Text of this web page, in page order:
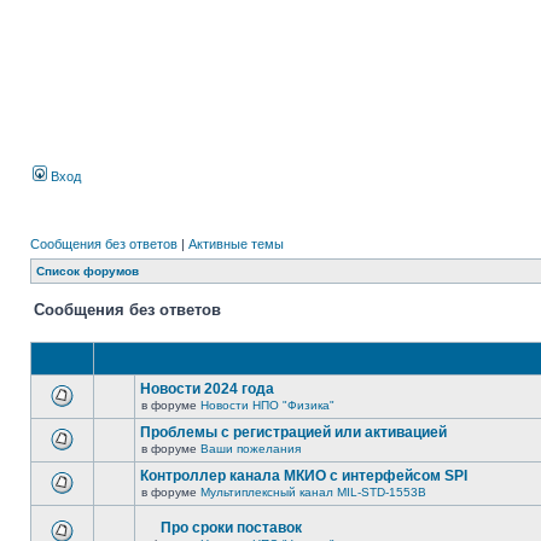
Вход
Сообщения без ответов | Активные темы
Список форумов
Сообщения без ответов
Новости 2024 года
в форуме Новости НПО "Физика"
Проблемы с регистрацией или активацией
в форуме Ваши пожелания
Контроллер канала МКИО с интерфейсом SPI
в форуме Мультиплексный канал MIL-STD-1553B
Про сроки поставок